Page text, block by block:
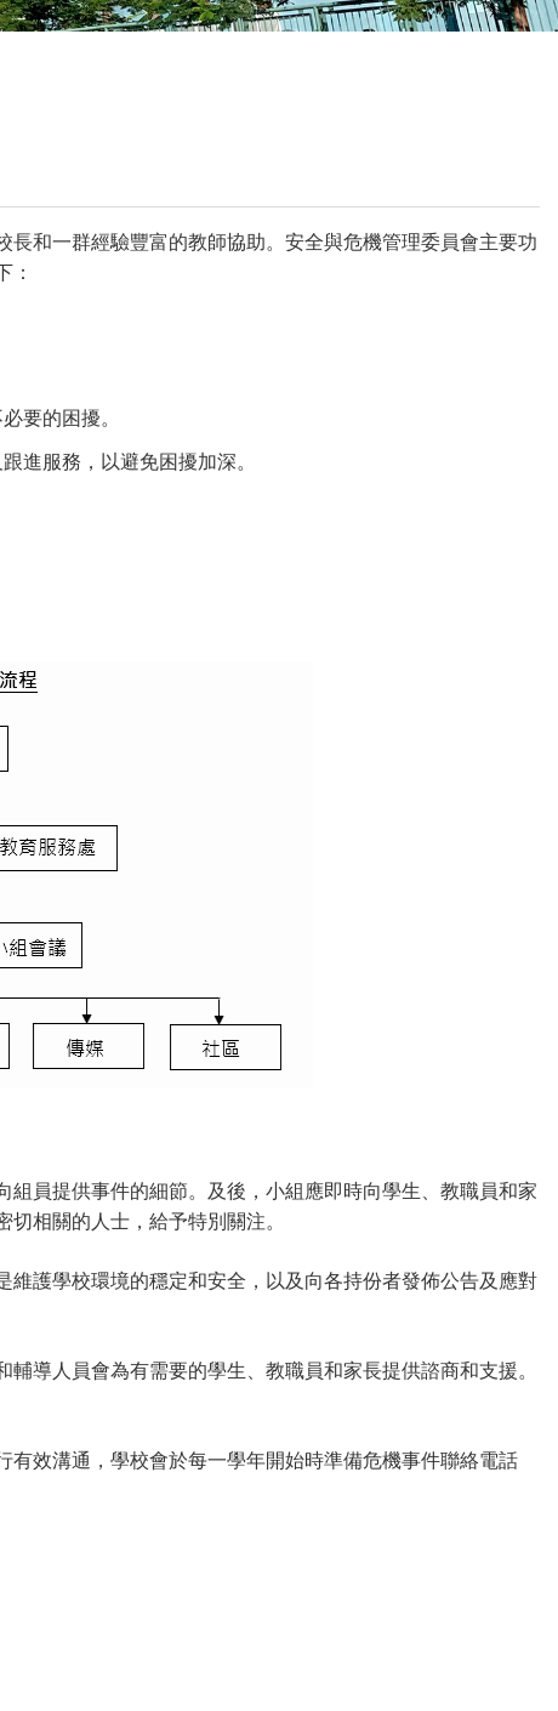
校曆表
和一群經驗豐富的教師協助。安全與危機管理委員會主要功
：
要的困擾。
進服務，以避免困擾加深。
員提供事件的細節。及後，小組應即時向學生、教職員和家
相關的人士，給予特別關注。
護學校環境的穩定和安全，以及向各持份者發佈公告及應對
導人員會為有需要的學生、教職員和家長提供諮商和支援。
效溝通，學校會於每一學年開始時準備危機事件聯絡電話